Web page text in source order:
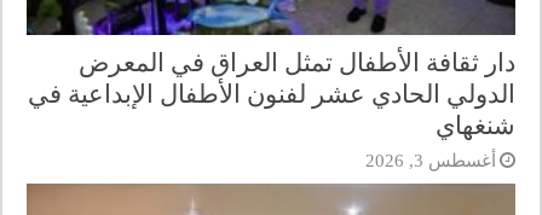
دار ثقافة الأطفال تمثل العراق في المعرض
الدولي الحادي عشر لفنون الأطفال الإبداعية في
شنغهاي
أغسطس 3, 2026